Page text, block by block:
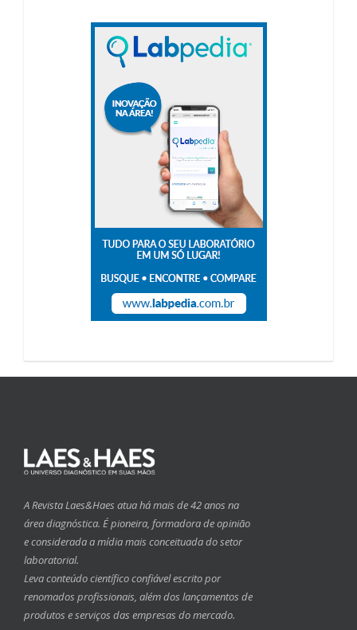
A Revista Laes&Haes atua há mais de 42 anos na
área diagnóstica. É pioneira, formadora de opinião
e considerada a mídia mais conceituada do setor
laboratorial.
Leva conteúdo científico confiável escrito por
renomados profissionais, além dos lançamentos de
produtos e serviços das empresas do mercado.